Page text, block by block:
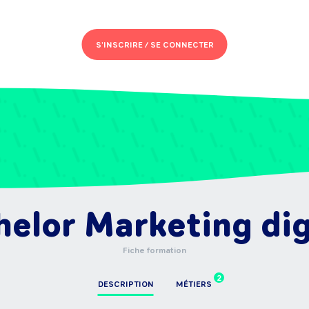
S'INSCRIRE /SE CONNECTER
Marketing
Fiche formation
DESCRIPTION
2
MÉTIERS